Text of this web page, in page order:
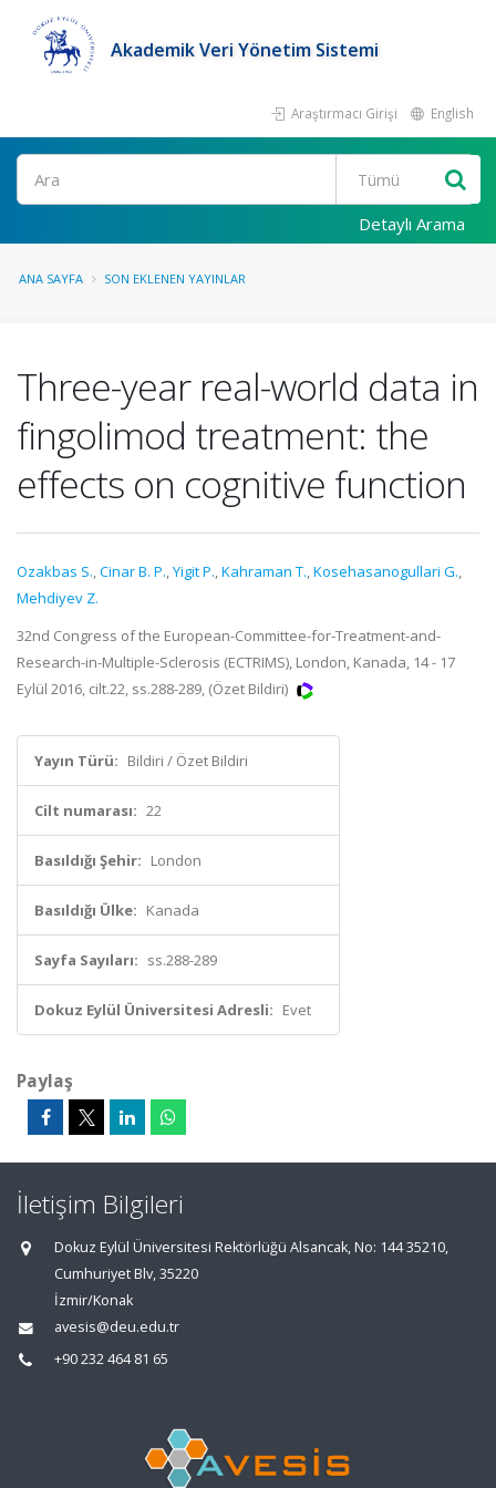
Akademik Veri Yönetim Sistemi
Araştırmacı Girişi English
Ara
Detaylı Arama
ANA SAYFA SON EKLENEN YAYINLAR
Three-year real-world data in
fingolimod treatment: the
effects on cognitive function
Ozakbas S.,Cinar B. P.,Yigit P.,Kahraman T.,Kosehasanogullari G.,
Mehdiyev Z.
32nd Congress of the European-Committee-for-Treatment-and-
Research-in-Multiple-Sclerosis (ECTRIMS), London, Kanada, 14 - 17
Eylül 2016, cilt.22, ss.288-289, (Özet Bildiri)
Yayın Türü: Bildiri / Özet Bildiri
Cilt numarası: 22
Basıldığı Şehir: London
Basıldığı Ülke: Kanada
Sayfa Sayıları: ss.288-289
Dokuz Eylül Üniversitesi Adresli: Evet
Paylaş
İletişim Bilgileri
Dokuz Eylül Üniversitesi Rektörlüğü Alsancak, No: 144 35210,
Cumhuriyet Blv, 35220
İzmir/Konak
avesis@deu.edu.tr
+90 232 464 81 65